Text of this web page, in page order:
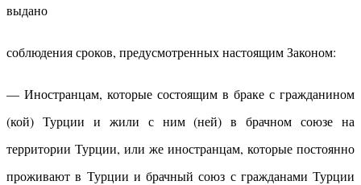
выдано
соблюдения сроков, предусмотренных настоящим Законом:
— Иностранцам, которые состоящим в браке с гражданином
(кой) Турции и жили с ним (ней) в брачном союзе на
территории Турции, или же иностранцам, которые постоянно
проживают в Турции и брачный союз с гражданами Турции